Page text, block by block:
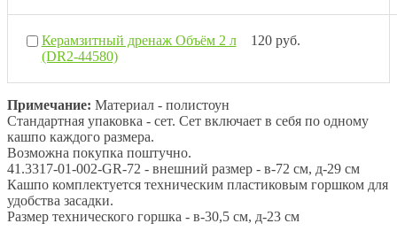
Керамзитный дренаж Объём 2 л
(DR2-44580)
120 руб.
Примечание: Материал - полистоун
Стандартная упаковка - сет. Сет включает в себя по одному
кашпо каждого размера.
Возможна покупка поштучно.
41.3317-01-002-GR-72 - внешний размер - в-72 см, д-29 см
Кашпо комплектуется техническим пластиковым горшком для
удобства засадки.
Размер технического горшка - в-30,5 см, д-23 см